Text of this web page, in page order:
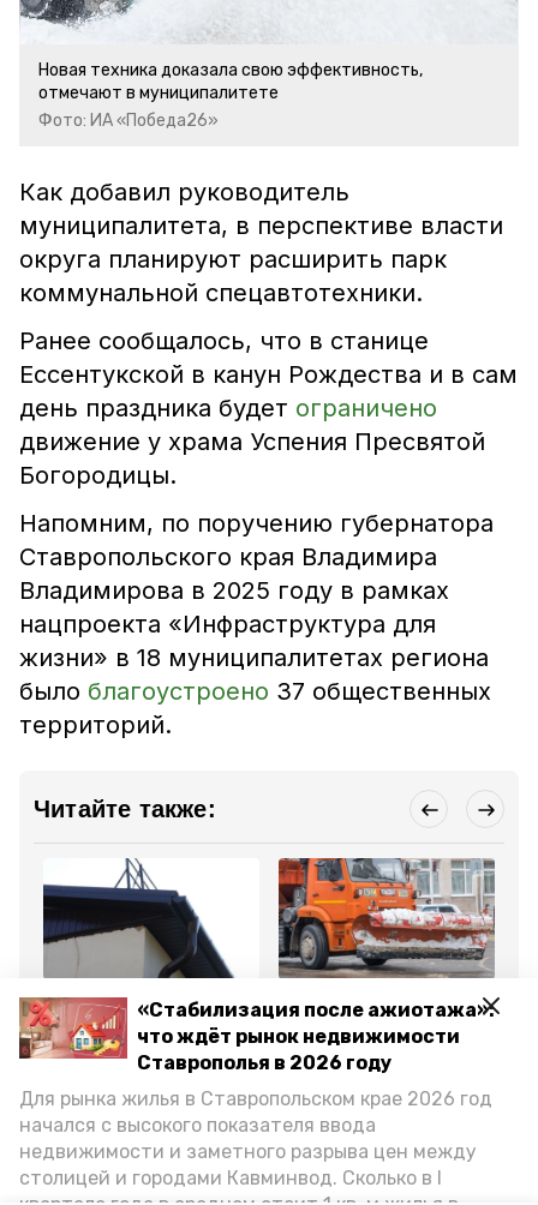
«Стабилизация после ажиотажа»:
что ждёт рынок недвижимости
Ставрополья в 2026 году
Для рынка жилья в Ставропольском крае 2026 год
начался с высокого показателя ввода
недвижимости и заметного разрыва цен между
столицей и городами Кавминвод. Сколько в I
Новая техника доказала свою эффективность,
отмечают в муниципалитете
Фото: ИА «Победа26»
Как добавил руководитель
муниципалитета, в перспективе власти
округа планируют расширить парк
коммунальной спецавтотехники.
Ранее сообщалось, что в станице
Ессентукской в канун Рождества и в сам
день праздника будет ограничено
движение у храма Успения Пресвятой
Богородицы.
Напомним, по поручению губернатора
Ставропольского края Владимира
Владимирова в 2025 году в рамках
нацпроекта «Инфраструктура для
жизни» в 18 муниципалитетах региона
было благоустроено 37 общественных
территорий.
Читайте также:
29 декабря 2025, 13:36
Ремонт двух
многоквартирных домов
завершился в
25 декабря 2025, 10:50
С дорог Предгорного
округа убрали лёд
Все новости